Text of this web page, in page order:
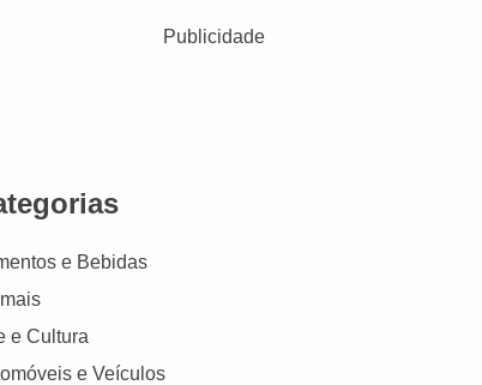
Publicidade
e Bebidas
e Cultura
e Veículos